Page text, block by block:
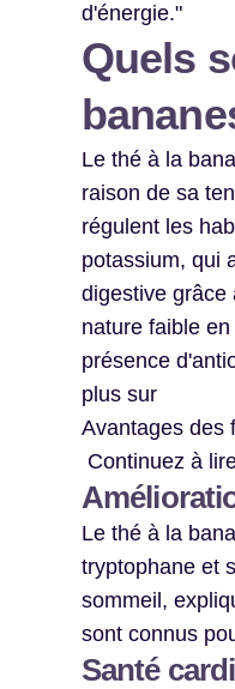
d'énergie."
Quels
Le thé à la
raison de sa
régulent les
potassium, qui
digestive grâce
nature faible
présence
plus sur
Avantages des
Continuez à
Le thé à la
tryptophane et
sommeil,
sont connus
Santé